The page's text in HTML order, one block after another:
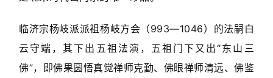
體
字
一
百
临济宗杨岐派派祖杨岐方会（993—1046）的法嗣白
云守端，其下出五祖法演，五祖门下又出“东山三
佛”，即佛果圆悟真觉禅师克勤、佛眼禅师清远、佛鉴